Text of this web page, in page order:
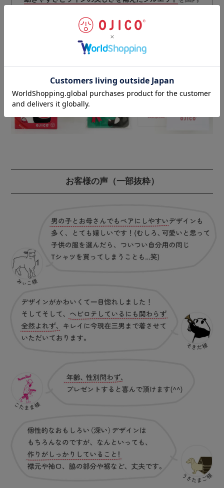
丁寧な仕上げにより、耐久性・安全性をさらにアップさ
お客様の声（一部抜粋）